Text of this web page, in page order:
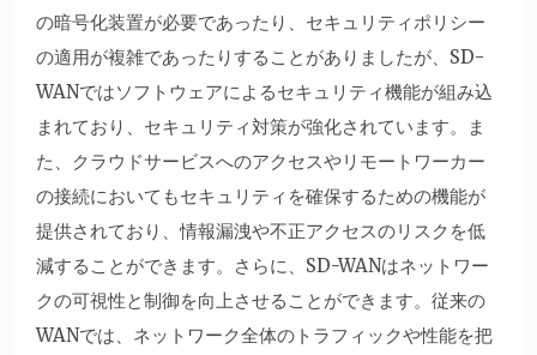
の暗号化装置が必要であったり、セキュリティポリシー
の適用が複雑であったりすることがありましたが、SD-
WANではソフトウェアによるセキュリティ機能が組み込
まれており、セキュリティ対策が強化されています。ま
た、クラウドサービスへのアクセスやリモートワーカー
の接続においてもセキュリティを確保するための機能が
提供されており、情報漏洩や不正アクセスのリスクを低
減することができます。さらに、SD-WANはネットワー
クの可視性と制御を向上させることができます。従来の
WANでは、ネットワーク全体のトラフィックや性能を把